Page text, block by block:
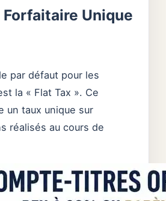
Unique
par défaut pour les
la « Flat Tax ». Ce
un taux unique sur
réalisés au cours de